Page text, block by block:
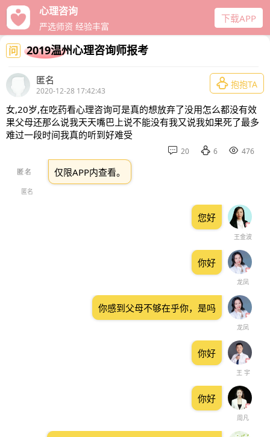
心理咨询
严选师资 经验丰富
下载APP
问 2019温州心理咨询师报考
匿名
2020-12-28 17:42:43
 抱抱TA
女,20岁,在吃药看心理咨询可是真的想放弃了没用怎么都没有效
果父母还那么说我天天嘴巴上说不能没有我又说我如果死了最多
难过一段时间我真的听到好难受
 20  6  476
匿名
仅限APP内查看。
王金波
您好
龙凤
你好
龙凤
你感到父母不够在乎你，是吗
王 宇
你好
周凡
你好